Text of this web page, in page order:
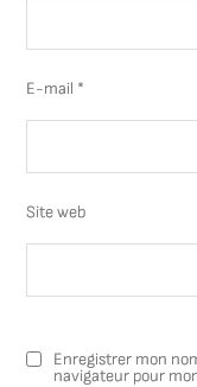
E-mail *
Site web
Enregistrer mon
navigateur pour